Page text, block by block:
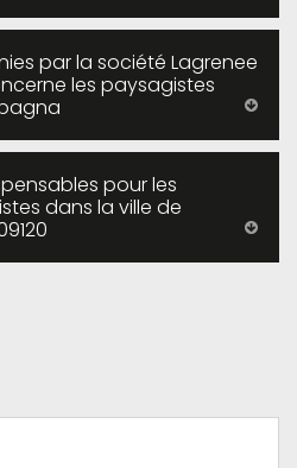
par la société Lagrenee
les paysagistes
pour les
dans la ville de